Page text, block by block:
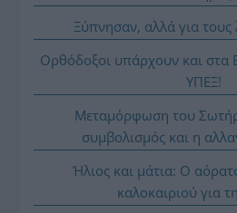
Ξύπνησαν, αλλά για
Ορθόδοξοι υπάρχουν και στα
ΥΠΕΞ!
Μεταμόρφωση του
συμβολισμός και η
Ήλιος και μάτια: Ο
καλοκαιριού για